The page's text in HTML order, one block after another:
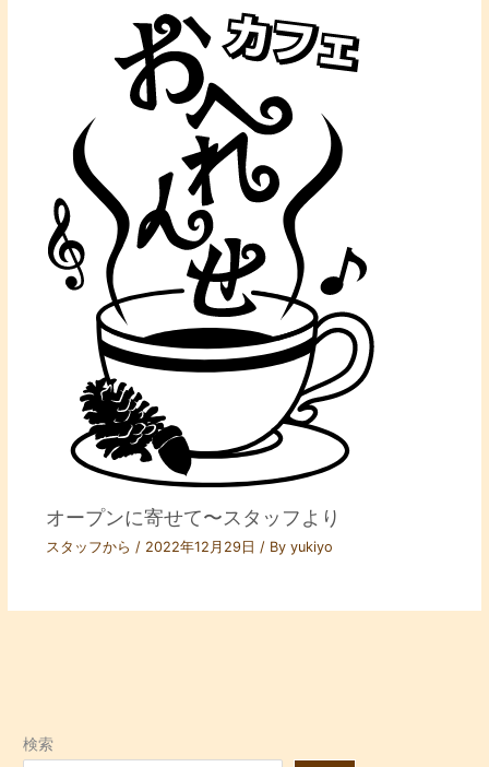
オープンに寄せて〜スタッフより
スタッフから / 2022年12月29日 / By yukiyo
検索